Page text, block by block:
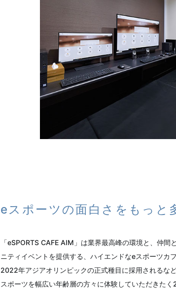
eスポーツの面白さをもっと
「eSPORTS CAFE AIM」は業界最高峰の環境と、仲間
ニティイベントを提供する、ハイエンドなeスポーツカフ
2022年アジアオリンピックの正式種目に採用されるな
スポーツを幅広い年齢層の方々に体験していただきた